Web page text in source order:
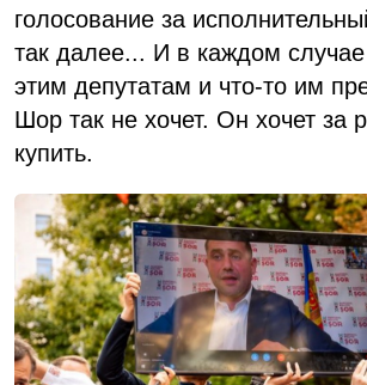
голосование за
так далее... И в каждом
этим депутатам и что-то им
Шор так не хочет. Он хочет за
купить.